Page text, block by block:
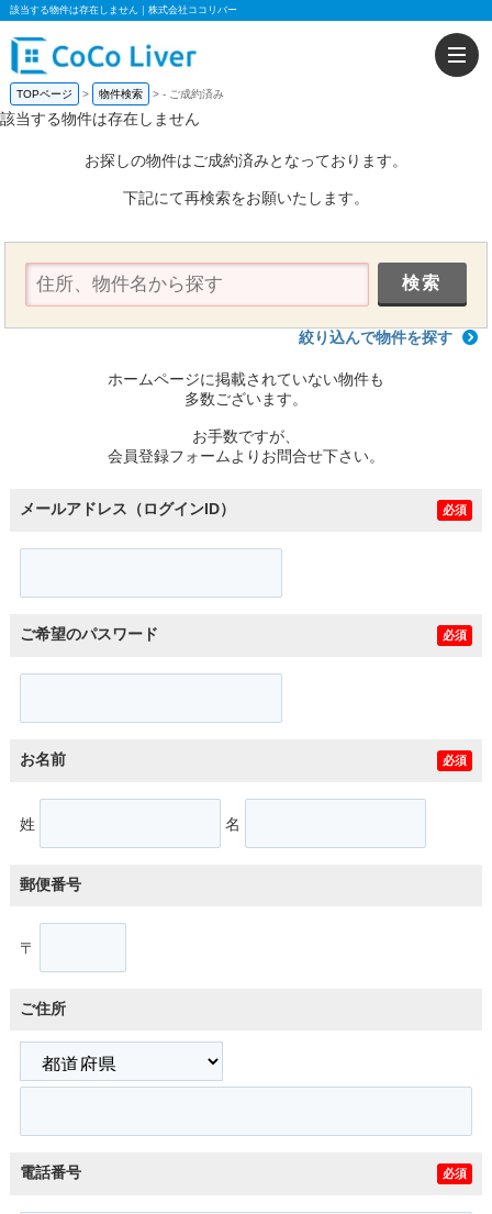
該当する物件は存在しません｜株式会社ココリバー
TOPページ 物件検索 - ご成約済み
該当する物件は存在しません
お探しの物件はご成約済みとなっております。
下記にて再検索をお願いたします。
絞り込んで物件を探す
ホームページに掲載されていない物件も
多数ございます。
お手数ですが、
会員登録フォームよりお問合せ下さい。
メールアドレス（ログインID） 必須
ご希望のパスワード 必須
お名前 必須
姓 名
郵便番号
〒
ご住所
電話番号 必須